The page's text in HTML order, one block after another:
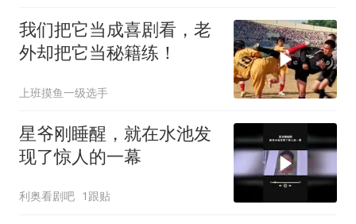
我们把它当成喜剧看，老
外却把它当秘籍练！
上班摸鱼一级选手
星爷刚睡醒，就在水池发
现了惊人的一幕
利奥看剧吧 1跟贴